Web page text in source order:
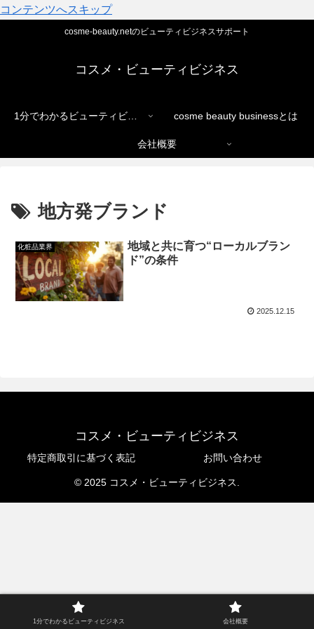
コンテンツへスキップ
cosme-beauty.netのビューティビジネスサポート
コスメ・ビューティビジネス
1分でわかるビューティビジネス cosme beauty businessとは
会社概要
地方発ブランド
化粧品業界
地域と共に育つ“ローカルブラン
ド”の条件
2025.12.15
コスメ・ビューティビジネス
特定商取引に基づく表記 お問い合わせ
© 2025 コスメ・ビューティビジネス.
1分でわかるビューティビジネス 会社概要